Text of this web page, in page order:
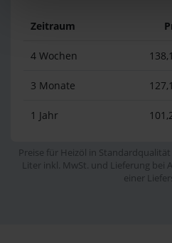
Zeitraum
4 Wochen
3 Monate
1 Jahr
Preise für Heizöl in
Liter inkl. MwSt. und Lieferung bei
einer